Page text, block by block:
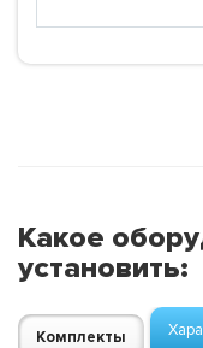
Какое
установить:
Комплекты